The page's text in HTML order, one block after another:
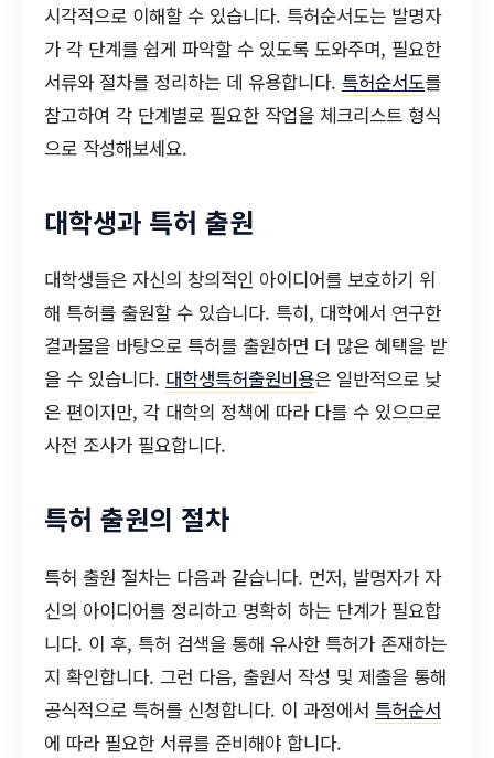
시각적으로 이해할 수 있습니다. 특허순서도는 발명자
가 각 단계를 쉽게 파악할 수 있도록 도와주며, 필요한
서류와 절차를 정리하는 데 유용합니다. 특허순서도를
참고하여 각 단계별로 필요한 작업을 체크리스트 형식
으로 작성해보세요.
대학생과 특허 출원
대학생들은 자신의 창의적인 아이디어를 보호하기 위
해 특허를 출원할 수 있습니다. 특히, 대학에서 연구한
결과물을 바탕으로 특허를 출원하면 더 많은 혜택을 받
을 수 있습니다. 대학생특허출원비용은 일반적으로 낮
은 편이지만, 각 대학의 정책에 따라 다를 수 있으므로
사전 조사가 필요합니다.
특허 출원의 절차
특허 출원 절차는 다음과 같습니다. 먼저, 발명자가 자
신의 아이디어를 정리하고 명확히 하는 단계가 필요합
니다. 이 후, 특허 검색을 통해 유사한 특허가 존재하는
지 확인합니다. 그런 다음, 출원서 작성 및 제출을 통해
공식적으로 특허를 신청합니다. 이 과정에서 특허순서
에 따라 필요한 서류를 준비해야 합니다.